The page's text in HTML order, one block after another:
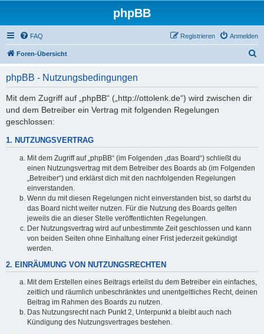
phpBB
FAQ Anmelden
Registrieren
Foren-Übersicht
phpBB - Nutzungsbedingungen
Mit dem Zugriff auf „phpBB“ („http://ottolenk.de“) wird zwischen dir
und dem Betreiber ein Vertrag mit folgenden Regelungen
geschlossen:
1. NUTZUNGSVERTRAG
Mit dem Zugriff auf „phpBB“ (im Folgenden „das Board“) schließt du
einen Nutzungsvertrag mit dem Betreiber des Boards ab (im Folgenden
„Betreiber“) und erklärst dich mit den nachfolgenden Regelungen
einverstanden.
Wenn du mit diesen Regelungen nicht einverstanden bist, so darfst du
das Board nicht weiter nutzen. Für die Nutzung des Boards gelten
jeweils die an dieser Stelle veröffentlichten Regelungen.
Der Nutzungsvertrag wird auf unbestimmte Zeit geschlossen und kann
von beiden Seiten ohne Einhaltung einer Frist jederzeit gekündigt
werden.
2. EINRÄUMUNG VON NUTZUNGSRECHTEN
Mit dem Erstellen eines Beitrags erteilst du dem Betreiber ein einfaches,
zeitlich und räumlich unbeschränktes und unentgeltliches Recht, deinen
Beitrag im Rahmen des Boards zu nutzen.
Das Nutzungsrecht nach Punkt 2, Unterpunkt a bleibt auch nach
Kündigung des Nutzungsvertrages bestehen.